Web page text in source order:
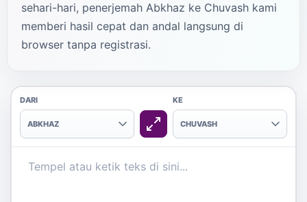
sehari-hari, penerjemah Abkhaz ke Chuvash kami
memberi hasil cepat dan andal langsung di
browser tanpa registrasi.
DARI
ABKHAZ
KE
CHUVASH